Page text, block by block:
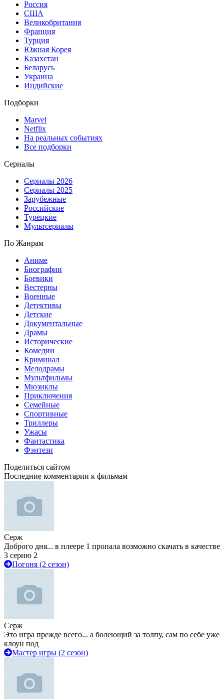
Россия
США
Великобритания
Франция
Турция
Южная Корея
Казахстан
Беларусь
Украина
Индийские
Подборки
Marvel
Netflix
На реальных событиях
Все подборки
Сериалы
Сериалы 2026
Сериалы 2025
Зарубежные
Российские
Турецкие
Мультсериалы
По Жанрам
Аниме
Биографии
Боевики
Вестерны
Военные
Детективы
Детские
Документальные
Драмы
Исторические
Комедии
Криминал
Мелодрамы
Мультфильмы
Мюзиклы
Приключения
Семейные
Спортивные
Триллеры
Ужасы
Фантастика
Фэнтези
Поделиться сайтом
Последние комментарии к фильмам
Серж
Доброго дня... в плеере 1 пропала возможно скачать в качестве
3 серию 2
Погоня (2 сезон)
Серж
Это игра прежде всего... а болеющий за толпу, сам по себе уже
клоун под
Мастер игры (2 сезон)